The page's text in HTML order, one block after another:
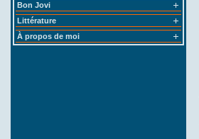
Bon Jovi
Littérature
À propos de moi